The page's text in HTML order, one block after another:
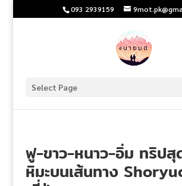
093 2939159
Select Page
ฟู-ขาว-หนาว-อิ่ม ทริป
หิมะบนเส้นทาง